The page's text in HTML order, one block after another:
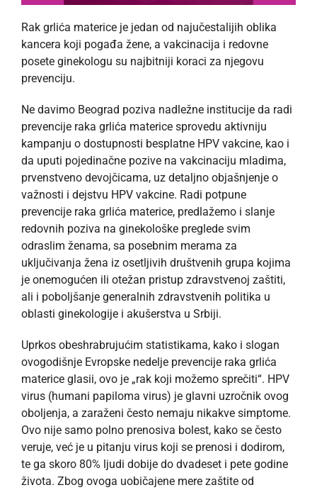
Rak grlića materice je jedan od najučestalijih oblika
kancera koji pogađa žene, a vakcinacija i redovne
posete ginekologu su najbitniji koraci za njegovu
prevenciju.
Ne davimo Beograd poziva nadležne institucije da radi
prevencije raka grlića materice sprovedu aktivniju
kampanju o dostupnosti besplatne HPV vakcine, kao i
da uputi pojedinačne pozive na vakcinaciju mladima,
prvenstveno devojčicama, uz detaljno objašnjenje o
važnosti i dejstvu HPV vakcine. Radi potpune
prevencije raka grlića materice, predlažemo i slanje
redovnih poziva na ginekološke preglede svim
odraslim ženama, sa posebnim merama za
uključivanja žena iz osetljivih društvenih grupa kojima
je onemogućen ili otežan pristup zdravstvenoj zaštiti,
ali i poboljšanje generalnih zdravstvenih politika u
oblasti ginekologije i akušerstva u Srbiji.
Uprkos obeshrabrujućim statistikama, kako i slogan
ovogodišnje Evropske nedelje prevencije raka grlića
materice glasii, ovo je „rak koji možemo sprečiti“. HPV
virus (humani papiloma virus) je glavni uzročnik ovog
oboljenja, a zaraženi često nemaju nikakve simptome.
Ovo nije samo polno prenosiva bolest, kako se često
veruje, već je u pitanju virus koji se prenosi i dodirom,
te ga skoro 80% ljudi dobije do dvadeset i pete godine
života. Zbog ovoga uobičajene mere zaštite od